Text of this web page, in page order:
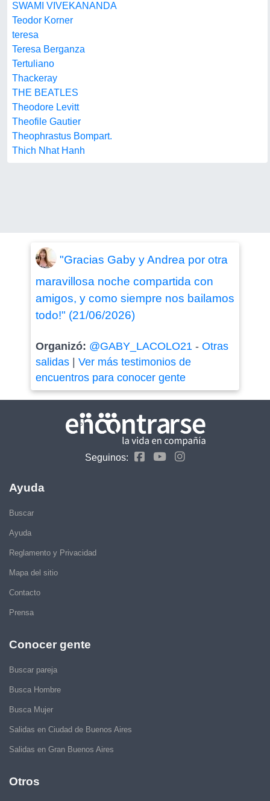
SWAMI VIVEKANANDA
Teodor Korner
teresa
Teresa Berganza
Tertuliano
Thackeray
THE BEATLES
Theodore Levitt
Theofile Gautier
Theophrastus Bompart.
Thich Nhat Hanh
"Gracias Gaby y Andrea por otra
maravillosa noche compartida con
amigos, y como siempre nos bailamos
todo!" (21/06/2026)
Organizó: @GABY_LACOLO21- Otras
salidas| Ver más testimonios de
encuentros para conocer gente
Seguinos:
Ayuda
Buscar
Ayuda
Reglamento y Privacidad
Mapa del sitio
Contacto
Prensa
Conocer gente
Buscar pareja
Busca Hombre
Busca Mujer
Salidas en Ciudad de Buenos Aires
Salidas en Gran Buenos Aires
Otros